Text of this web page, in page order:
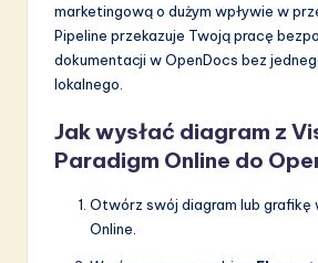
marketingową o dużym wpływie w
Pipeline przekazuje Twoją pracę
dokumentacji w OpenDocs bez
lokalnego.
Jak wysłać diagram z
Paradigm Online do
Otwórz swój diagram lub grafikę
Online.